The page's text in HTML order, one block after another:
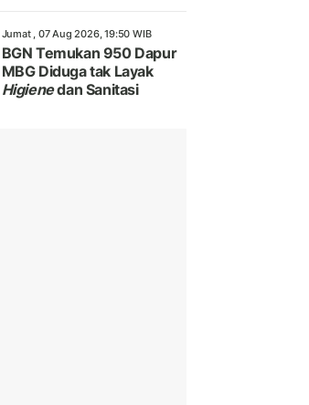
Jumat , 07 Aug 2026, 19:50 WIB
BGN Temukan 950 Dapur
MBG Diduga tak Layak
Higienedan Sanitasi